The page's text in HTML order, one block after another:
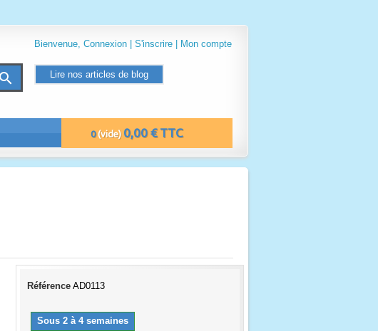
Bienvenue, Connexion | S'inscrire | Mon compte
search
0 (vide) 0,00 € TTC
Lire nos articles de blog
Référence AD0113
Sous 2 à 4 semaines